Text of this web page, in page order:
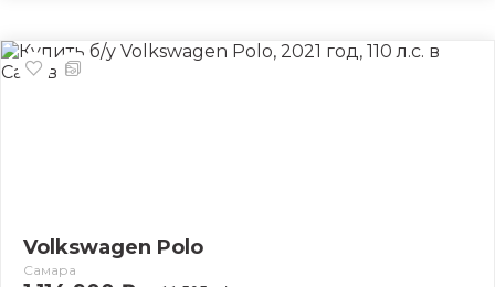
Volkswagen Polo
Самара